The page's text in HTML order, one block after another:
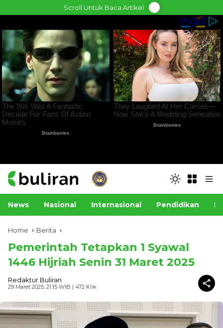
to
Scroll Untuk Baca Artikel
News Nasional Internasional Pendidikan
Home Berita
Pemerintah Tetapkan 1 Syawal
1446 Hijriah Senin 31 Maret 2025
Redaktur Buliran
29 Maret 2025, 21:15 WIB | 472 Klik